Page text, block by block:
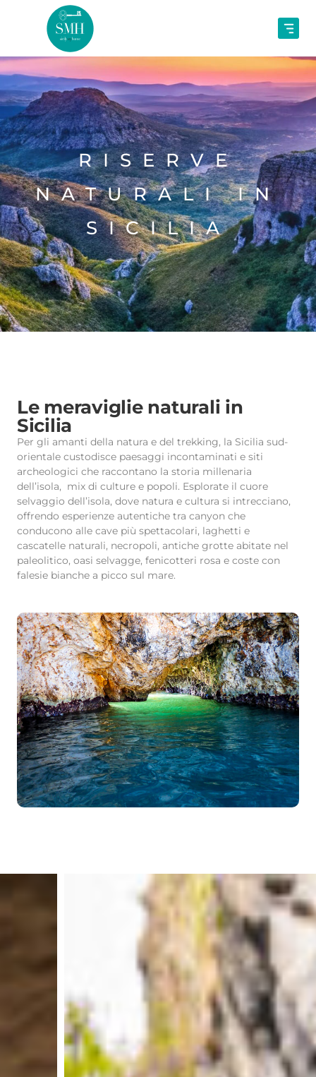
RISERVE
NATURALI IN
SICILIA
Le meraviglie naturali in
Sicilia
Per gli amanti della natura e del trekking, la Sicilia sud-
orientale custodisce paesaggi incontaminati e siti
archeologici che raccontano la storia millenaria
dell’isola, mix di culture e popoli. Esplorate il cuore
selvaggio dell’isola, dove natura e cultura si intrecciano,
offrendo esperienze autentiche tra canyon che
conducono alle cave più spettacolari, laghetti e
cascatelle naturali, necropoli, antiche grotte abitate nel
paleolitico, oasi selvagge, fenicotteri rosa e coste con
falesie bianche a picco sul mare.